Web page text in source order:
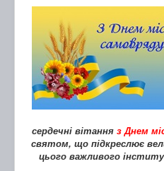
сердечні вітання з Днем
святом, що підкреслює
цього важливого